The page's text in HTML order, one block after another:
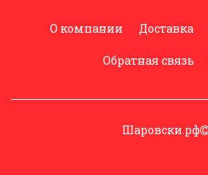
О компании Доставка
Обратная связь
Шаровски.рф